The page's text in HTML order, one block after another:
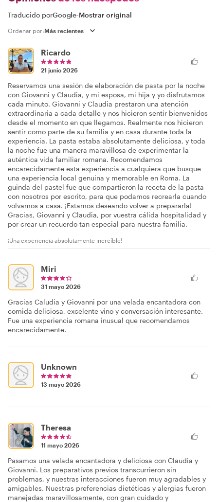
Traducido porGoogle-Mostrar original
Ordenar por:
Ricardo
21 junio 2026
Reservamos una sesión de elaboración de pasta por la noche
con Giovanni y Claudia, y mi esposa, mi hija y yo disfrutamos
cada minuto. Giovanni y Claudia prestaron una atención
extraordinaria a cada detalle y nos hicieron sentir bienvenidos
desde el momento en que llegamos. Realmente nos hicieron
sentir como parte de su familia y en casa durante toda la
experiencia. La pasta estaba absolutamente deliciosa, y toda
la noche fue una manera maravillosa de experimentar la
auténtica vida familiar romana. Recomendamos
encarecidamente esta experiencia a cualquiera que busque
una experiencia local genuina y memorable en Roma. La
guinda del pastel fue que compartieron la receta de la pasta
con nosotros por escrito, para que podamos recrearla cuando
volvamos a casa. ¡Estamos deseando volver a prepararla!
Gracias, Giovanni y Claudia, por vuestra cálida hospitalidad y
por crear un recuerdo tan especial para nuestra familia.
¡Una experiencia absolutamente increíble!
Miri
31 mayo 2026
Gracias Caludia y Giovanni por una velada encantadora con
comida deliciosa, excelente vino y conversación interesante.
Fue una experiencia romana inusual que recomendamos
encarecidamente.
Unknown
13 mayo 2026
Theresa
11 mayo 2026
Pasamos una velada encantadora y deliciosa con Claudia y
Giovanni. Los preparativos previos transcurrieron sin
problemas, y nuestras interacciones fueron muy agradables y
amigables. Nuestras preferencias dietéticas y alergias fueron
manejadas maravillosamente, con gran cuidado y